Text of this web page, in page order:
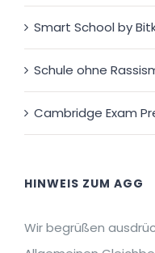
Smart School by
Schule ohne
Cambridge Exam
HINWEIS ZUM AGG
Wir begrüßen